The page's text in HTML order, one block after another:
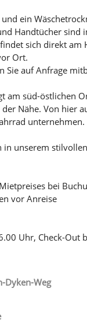
und ein
Handtücher sind
sich direkt am
Ort.
Sie auf Anfrage
am süd-östlichen
Nähe. Von hier
unternehmen.
unserem
bei
vor Anreise
Uhr, Check-Out
Dyken-Weg